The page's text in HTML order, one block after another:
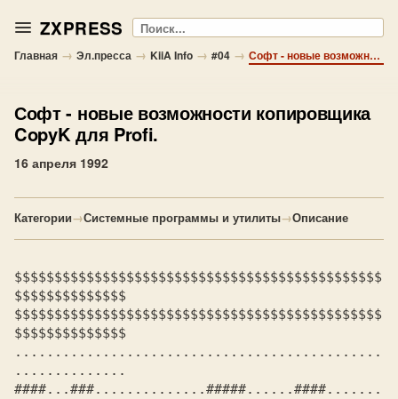
ZXPRESS Поиск
Главная → Эл.пресса → KiiA Info → #04 → Софт - новые возможности копировщика CopyK для Profi.
Софт- новые возможности копировщика
CopyK для Profi.
16 апреля 1992
Категории→Системные программы и утилиты→Описание
$$$$$$$$$$$$$$$$$$$$$$$$$$$$$$$$$$$$$$$$$$$$$$
$$$$$$$$$$$$$$
$$$$$$$$$$$$$$$$$$$$$$$$$$$$$$$$$$$$$$$$$$$$$$
$$$$$$$$$$$$$$
..............................................
..............
####...###..............#####......####.......